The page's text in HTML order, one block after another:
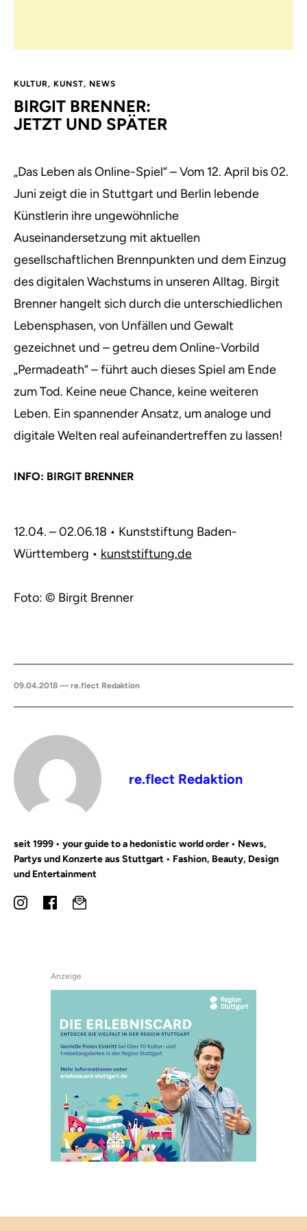
KULTUR, KUNST, NEWS
BIRGIT BRENNER:
JETZT UND SPÄTER
„Das Leben als Online-Spiel“ – Vom 12. April bis 02.
Juni zeigt die in Stuttgart und Berlin lebende
Künstlerin ihre ungewöhnliche
Auseinandersetzung mit aktuellen
gesellschaftlichen Brennpunkten und dem Einzug
des digitalen Wachstums in unseren Alltag. Birgit
Brenner hangelt sich durch die unterschiedlichen
Lebensphasen, von Unfällen und Gewalt
gezeichnet und – getreu dem Online-Vorbild
„Permadeath“ – führt auch dieses Spiel am Ende
zum Tod. Keine neue Chance, keine weiteren
Leben. Ein spannender Ansatz, um analoge und
digitale Welten real aufeinandertreffen zu lassen!
INFO: BIRGIT BRENNER
12.04. – 02.06.18 • Kunststiftung Baden-
Württemberg • kunststiftung.de
Foto: © Birgit Brenner
09.04.2018 — re.flect Redaktion
re.flect Redaktion
seit 1999 • your guide to a hedonistic world order • News,
Partys und Konzerte aus Stuttgart • Fashion, Beauty, Design
und Entertainment
Anzeige